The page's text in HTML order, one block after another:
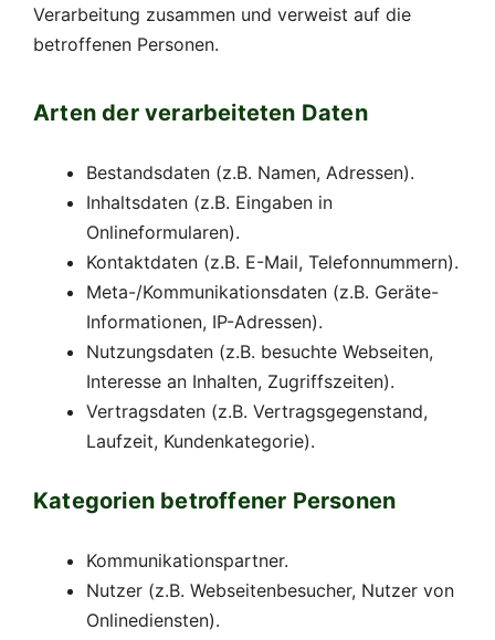
Verarbeitung zusammen und verweist auf die
betroffenen Personen.
Arten der verarbeiteten Daten
Bestandsdaten (z.B. Namen, Adressen).
Inhaltsdaten (z.B. Eingaben in
Onlineformularen).
Kontaktdaten (z.B. E-Mail, Telefonnummern).
Meta-/Kommunikationsdaten (z.B. Geräte-
Informationen, IP-Adressen).
Nutzungsdaten (z.B. besuchte Webseiten,
Interesse an Inhalten, Zugriffszeiten).
Vertragsdaten (z.B. Vertragsgegenstand,
Laufzeit, Kundenkategorie).
Kategorien betroffener Personen
Kommunikationspartner.
Nutzer (z.B. Webseitenbesucher, Nutzer von
Onlinediensten).